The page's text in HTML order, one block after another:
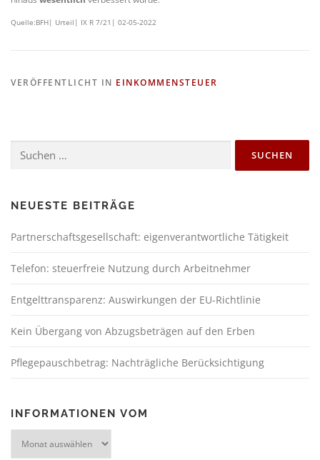
Quelle:BFH| Urteil| IX R 7/21| 02-05-2022
VERÖFFENTLICHT IN EINKOMMENSTEUER
NEUESTE BEITRÄGE
Partnerschaftsgesellschaft: eigenverantwortliche Tätigkeit
Telefon: steuerfreie Nutzung durch Arbeitnehmer
Entgelttransparenz: Auswirkungen der EU-Richtlinie
Kein Übergang von Abzugsbeträgen auf den Erben
Pflegepauschbetrag: Nachträgliche Berücksichtigung
INFORMATIONEN VOM